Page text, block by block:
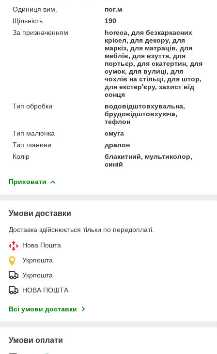
Одиниця вим.
пог.м
Щільність
190
За призначенням
horeca, для безкаркасних
крісел, для декору, для
маркіз, для матраців, для
меблів, для взуття, для
портьєр, для скатертин, для
сумок, для вулиці, для
чохлів на стільці, для штор,
для екстер'єру, захист від
сонця
Тип обробки
водовідштовхувальна,
брудовідштовхуюча,
тефлон
Тип малюнка
смуга
Тип тканини
дралон
Колір
блакитний, мультиколор,
синій
Приховати
Умови доставки
Доставка здійснюється тільки по передоплаті.
Нова Пошта
Укрпошта
Укрпошта
НОВА ПОШТА
Всі умови доставки
Умови оплати